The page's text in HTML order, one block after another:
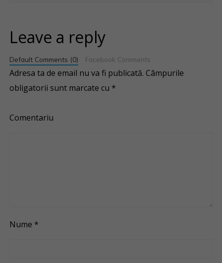
Leave a reply
Default Comments (0) Facebook Comments
Adresa ta de email nu va fi publicată. Câmpurile
obligatorii sunt marcate cu *
Comentariu
Nume *